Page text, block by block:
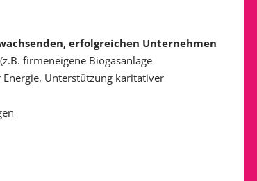
erfolgreichen Unternehmen
(z.B. firmeneigene Biogasanlage
Unterstützung karitativer